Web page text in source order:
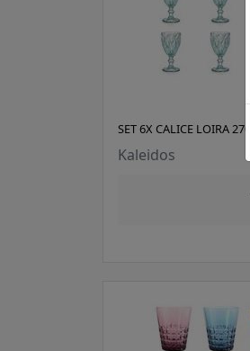
SET 6X CALICE LOIRA
Kaleidos